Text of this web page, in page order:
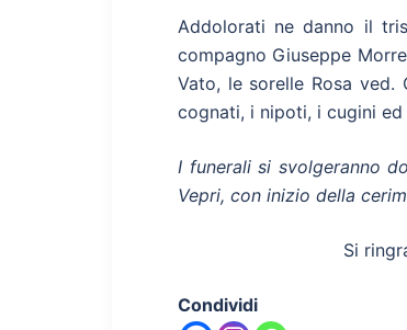
Addolorati ne danno il
compagno Giuseppe
Vato, le sorelle Rosa ved.
cognati, i nipoti, i cugini
I funerali si svolgeranno
Vepri, con inizio della
Si
Condividi